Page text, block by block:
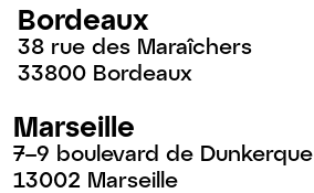
Bordeaux
38 rue des Maraîchers
33800 Bordeaux
Marseille
7–9 boulevard de Dunkerque
13002 Marseille